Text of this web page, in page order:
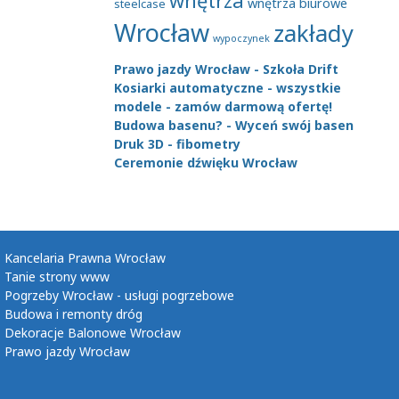
steelcase
Wrocław wypoczynek zakłady
Prawo jazdy Wrocław - Szkoła Drift
Kosiarki automatyczne - wszystkie
modele - zamów darmową ofertę!
Budowa basenu? - Wyceń swój basen
Druk 3D - fibometry
Ceremonie dźwięku Wrocław
Kancelaria Prawna Wrocław
Tanie strony www
Pogrzeby Wrocław - usługi pogrzebowe
Budowa i remonty dróg
Dekoracje Balonowe Wrocław
Prawo jazdy Wrocław